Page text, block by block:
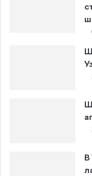
В